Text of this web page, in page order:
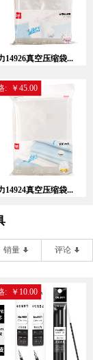
14926真空压缩袋...
14924真空压缩袋...
: ￥45.00
销量 评论
: ￥10.00